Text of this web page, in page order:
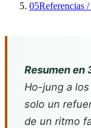
05Referencias
Resumen en
Ho-jung a
solo un
de un ritmo